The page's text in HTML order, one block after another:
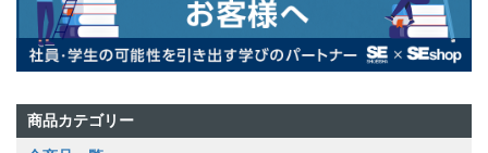
商品カテゴリー